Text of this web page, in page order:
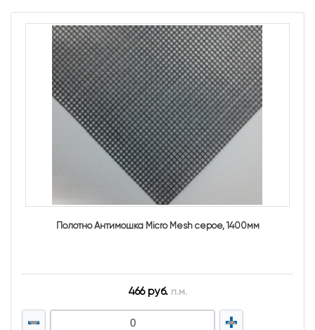
Полотно Антимошка Micro Mesh серое, 1400мм
466 руб. п.м.